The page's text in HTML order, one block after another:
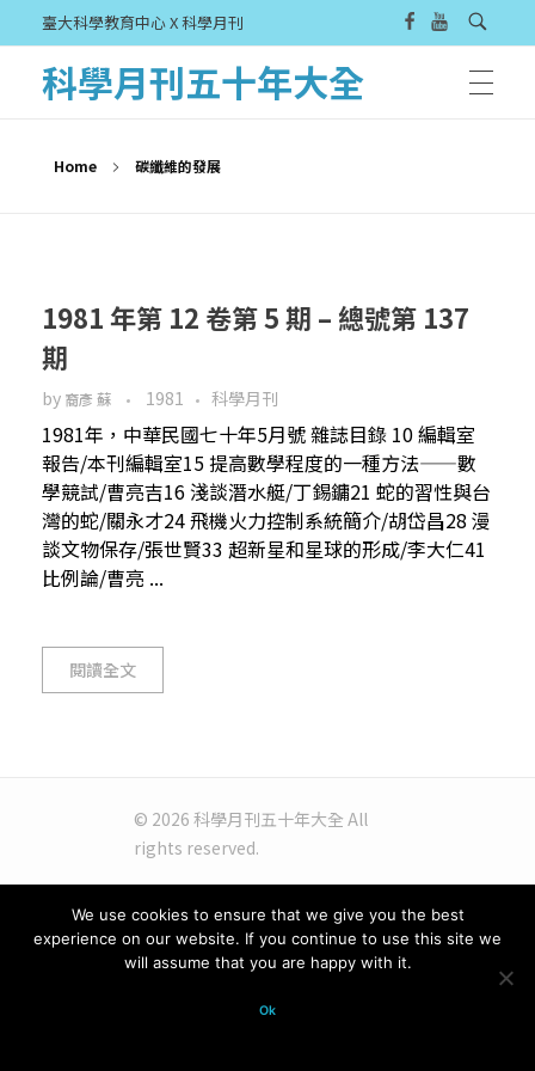
臺大科學教育中心 X 科學月刊
科學月刊五十年大全
Home 碳纖維的發展
1981 年第 12 卷第 5 期 – 總號第 137
期
by 裔彥 蘇 1981 科學月刊
1981年，中華民國七十年5月號 雜誌目錄 10 編輯室
報告/本刊編輯室15 提高數學程度的一種方法——數
學競試/曹亮吉16 淺談潛水艇/丁錫鏞21 蛇的習性與台
灣的蛇/關永才24 飛機火力控制系統簡介/胡岱昌28 漫
談文物保存/張世賢33 超新星和星球的形成/李大仁41
比例論/曹亮 ...
閱讀全文
© 2026 科學月刊五十年大全 All
rights reserved.
We use cookies to ensure that we give you the best
experience on our website. If you continue to use this site we
will assume that you are happy with it.
Ok